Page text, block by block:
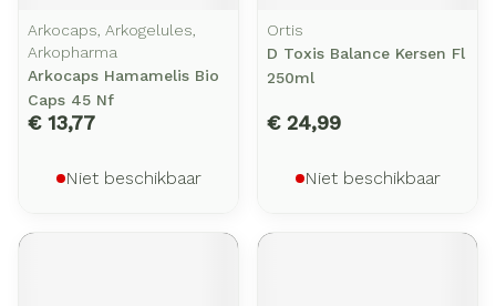
Arkocaps, Arkogelules,
Arkopharma
Arkocaps Hamamelis Bio
Caps 45 Nf
€ 13,77
Niet beschikbaar
Ortis
D Toxis Balance Kersen Fl
250ml
€ 24,99
Niet beschikbaar